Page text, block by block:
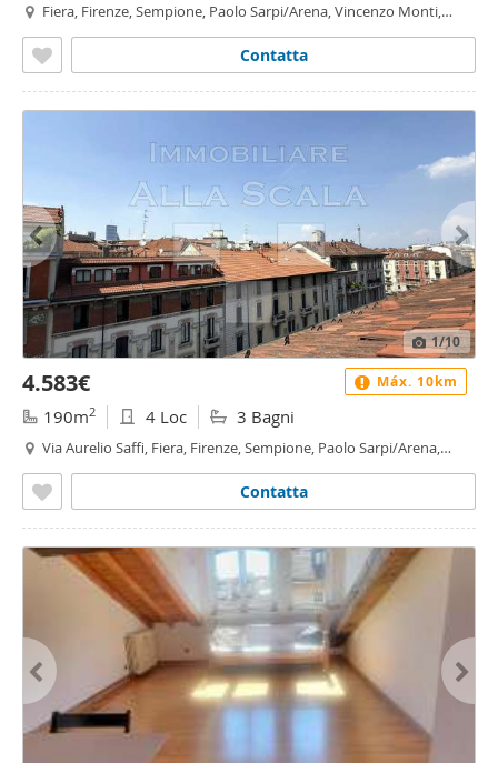
Fiera, Firenze, Sempione, Paolo Sarpi/Arena, Vincenzo Monti,
Contatta
1/10
4.583€
190m2 4 Loc 3 Bagni
Via Aurelio Saffi, Fiera, Firenze, Sempione, Paolo Sarpi/Arena,
Contatta
Máx. 10km